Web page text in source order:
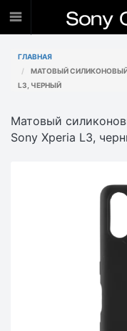
ГЛАВНАЯ
МАТОВЫЙ СИЛИКОНОВЫЙ
L3, ЧЕРНЫЙ
Матовый
Sony Xperia L3,